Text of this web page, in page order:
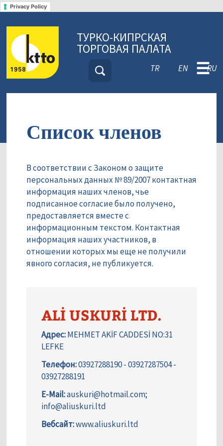
Privacy Policy
ТУРКО-КИПРСКАЯ
ТОРГОВАЯ ПАЛАТА
TR EN RU
☰
Список членов
В соответствии с Законом о защите
персональных данных № 89/2007 контактная
информация наших членов, чье
подписанное согласие было получено,
предоставляется вместе с
информационным текстом. Контактная
информация наших участников, в
отношении которых мы еще не получили
явного согласия, не публикуется.
ALİ USKURİ LTD.
Адрес:MEHMET AKİF CADDESİ NO:31
LEFKE
Телефон:03927288190 - 03927287504 -
03927288191
E-Mail:auskuri@hotmail.com;
info@aliuskuri.ltd
Вебсайт:www.aliuskuri.ltd